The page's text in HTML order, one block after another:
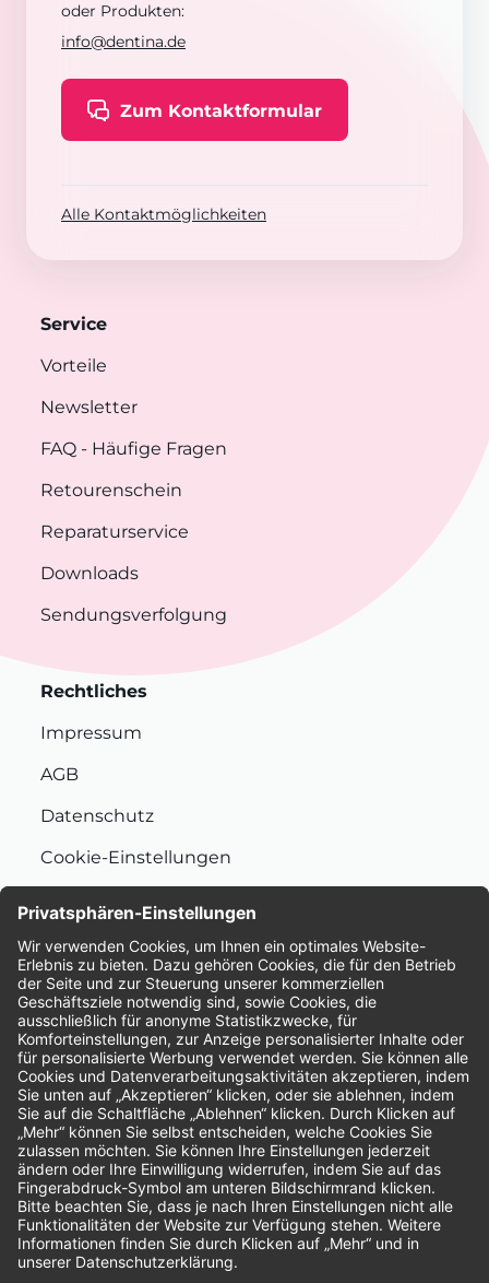
oder Produkten:
info@dentina.de
Zum Kontaktformular
Alle Kontaktmöglichkeiten
Service
Vorteile
Newsletter
FAQ - Häufige Fragen
Retourenschein
Reparaturservice
Downloads
Sendungsverfolgung
Rechtliches
Impressum
AGB
Datenschutz
Cookie-Einstellungen
Bewertungen